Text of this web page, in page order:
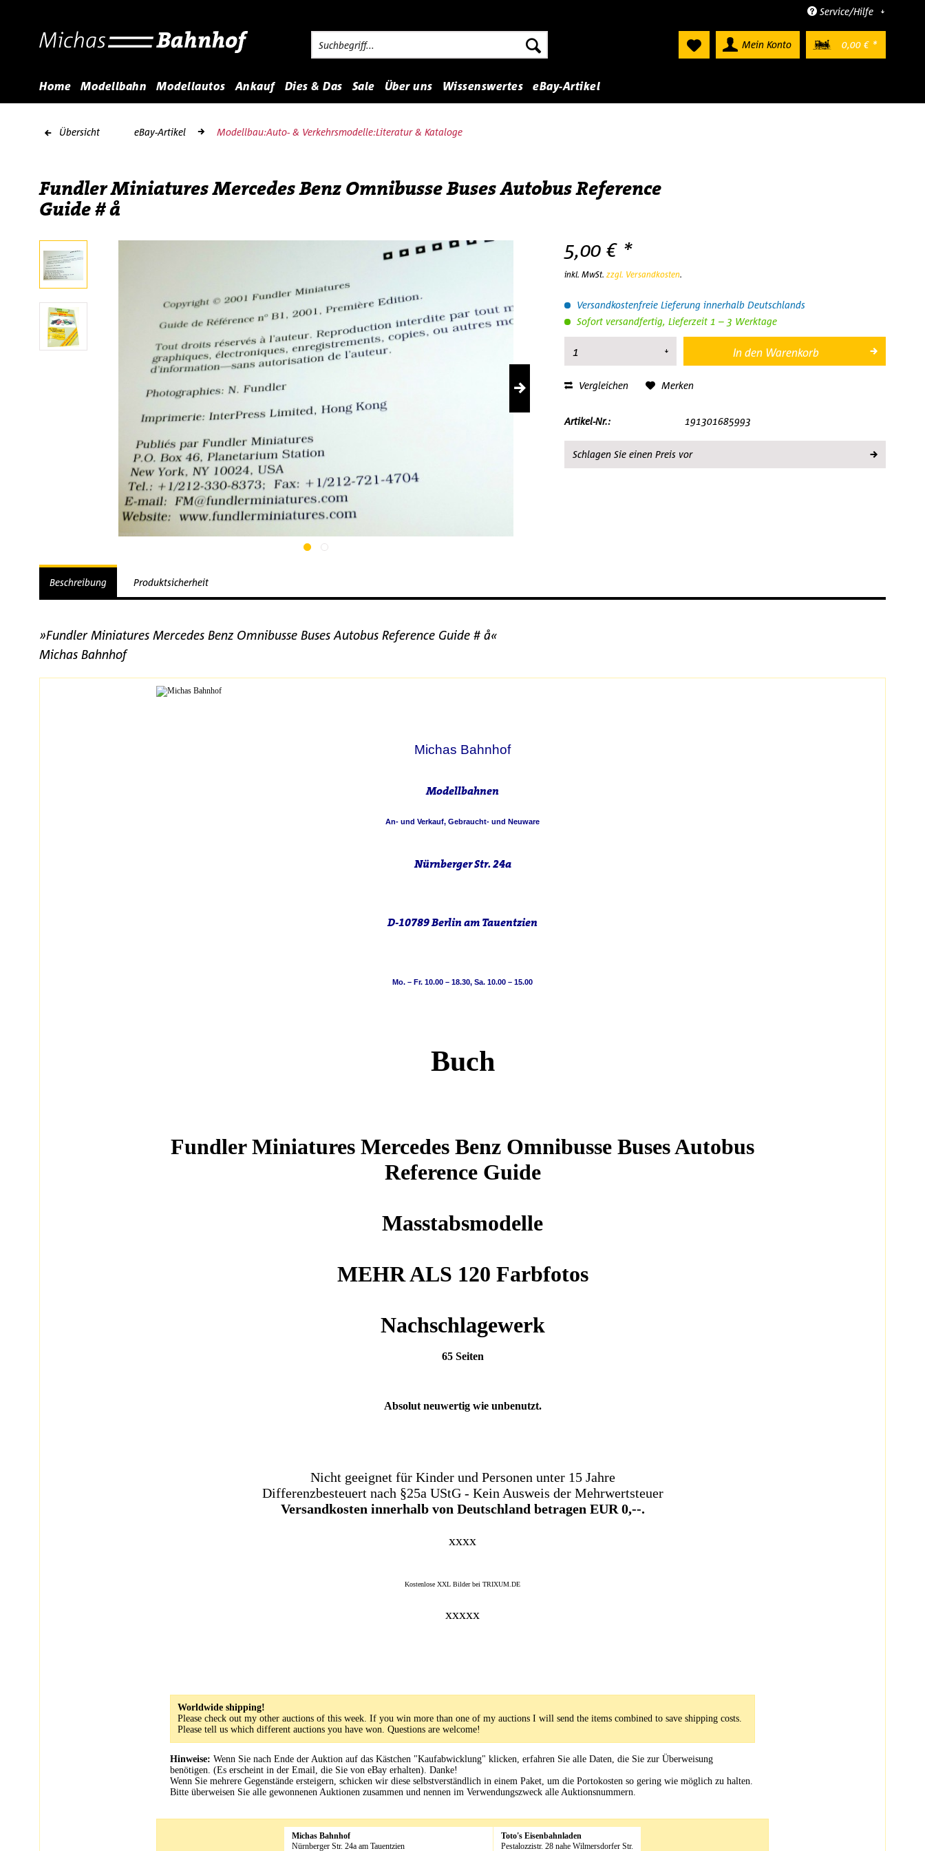
Service/Hilfe
Mein Konto 0,00 € *
Home Modellbahn Modellautos Ankauf Dies & Das Sale Über uns Wissenswertes eBay-Artikel
Übersicht eBay-Artikel Modellbau:Auto- & Verkehrsmodelle:Literatur & Kataloge
Fundler Miniatures Mercedes Benz Omnibusse Buses Autobus Reference
Guide # å
5,00 € *
inkl. MwSt. zzgl. Versandkosten.
Versandkostenfreie Lieferung innerhalb Deutschlands
Sofort versandfertig, Lieferzeit 1 – 3 Werktage
In den Warenkorb
Vergleichen Merken
Artikel-Nr.: 191301685993
Schlagen Sie einen Preis vor
Beschreibung Produktsicherheit
»Fundler Miniatures Mercedes Benz Omnibusse Buses Autobus Reference Guide # å«
Michas Bahnhof
Michas Bahnhof
Modellbahnen
An- und Verkauf, Gebraucht- und Neuware
Nürnberger Str. 24a
D-10789 Berlin am Tauentzien
Mo. – Fr. 10.00 – 18.30, Sa. 10.00 – 15.00
Buch
Fundler Miniatures Mercedes Benz Omnibusse Buses Autobus
Reference Guide
Masstabsmodelle
MEHR ALS 120 Farbfotos
Nachschlagewerk
65 Seiten
Absolut neuwertig wie unbenutzt.
Nicht geeignet für Kinder und Personen unter 15 Jahre
Differenzbesteuert nach §25a UStG - Kein Ausweis der Mehrwertsteuer
Versandkosten innerhalb von Deutschland betragen EUR 0,--.
xxxx
Kostenlose XXL Bilder bei TRIXUM.DE
xxxxx
Worldwide shipping!
Please check out my other auctions of this week. If you win more than one of my auctions I will send the items combined to save shipping costs.
Please tell us which different auctions you have won. Questions are welcome!
Hinweise: Wenn Sie nach Ende der Auktion auf das Kästchen "Kaufabwicklung" klicken, erfahren Sie alle Daten, die Sie zur Überweisung
benötigen. (Es erscheint in der Email, die Sie von eBay erhalten). Danke!
Wenn Sie mehrere Gegenstände ersteigern, schicken wir diese selbstverständlich in einem Paket, um die Portokosten so gering wie möglich zu halten.
Bitte überweisen Sie alle gewonnenen Auktionen zusammen und nennen im Verwendungszweck alle Auktionsnummern.
Michas Bahnhof
Nürnberger Str. 24a am Tauentzien
Toto's Eisenbahnladen
Pestalozzistr. 28 nahe Wilmersdorfer Str.